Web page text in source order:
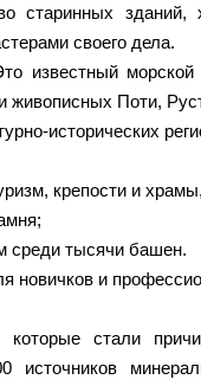
старинных
своего дела.
морской
живописных Поти,
исторических
крепости и
среди тысячи башен.
новичков и
стали
источников